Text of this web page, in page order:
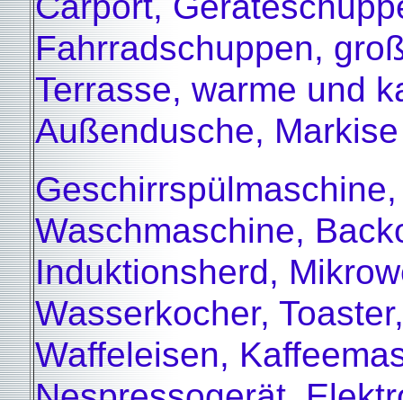
Fahrradschuppen,
Terrasse, warme und
Außendusche, Markise
Geschirrspülmaschine,
Waschmaschine,
Induktionsherd,
Wasserkocher, Toaster,
Waffeleisen,